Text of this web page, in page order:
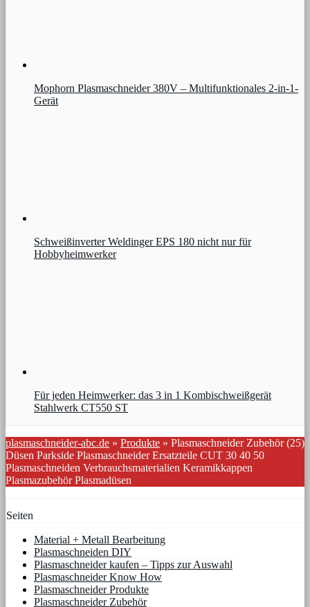
Mophorn Plasmaschneider 380V – Multifunktionales 2-in-1-
Gerät
Schweißinverter Weldinger EPS 180 nicht nur für
Hobbyheimwerker
Für jeden Heimwerker: das 3 in 1 Kombischweißgerät
Stahlwerk CT550 ST
plasmaschneider-abc.de » Produkte » Plasmaschneider Zubehör (25)
Düsen Parkside Plasmaschneider Ersatzteile CUT 30 40 50
Plasmaschneiden Verbrauchsmaterialien Keramikkappen
Plasmazubehör Plasmadüsen
Seiten
Material + Metall Bearbeitung
Plasmaschneiden DIY
Plasmaschneider kaufen – Tipps zur Auswahl
Plasmaschneider Know How
Plasmaschneider Produkte
Plasmaschneider Zubehör